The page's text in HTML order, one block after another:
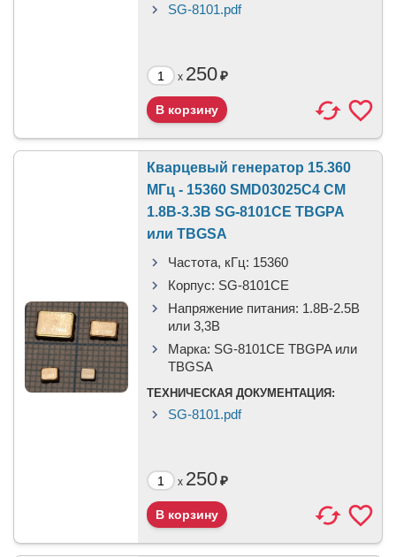
SG-8101.pdf
x 250₽
Кварцевый генератор 15.360
МГц - 15360 SMD03025C4 CM
1.8В-3.3В SG-8101CE TBGPA
или TBGSA
Частота, кГц: 15360
Корпус: SG-8101CE
Напряжение питания: 1.8В-2.5B
или 3,3B
Марка: SG-8101CE TBGPA или
TBGSA
ТЕХНИЧЕСКАЯ ДОКУМЕНТАЦИЯ:
SG-8101.pdf
x 250₽